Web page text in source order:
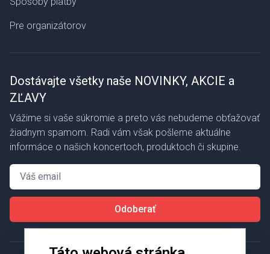
Pre organizátorov
Dostávajte všetky naše NOVINKY, AKCIE a
ZĽAVY
Vážime si vaše súkromie a preto vás nebudeme obťažovať
žiadnym spamom. Radi vám však pošleme aktuálne
informáce o našich koncertoch, produktoch či skupine.
Email
Odoberať